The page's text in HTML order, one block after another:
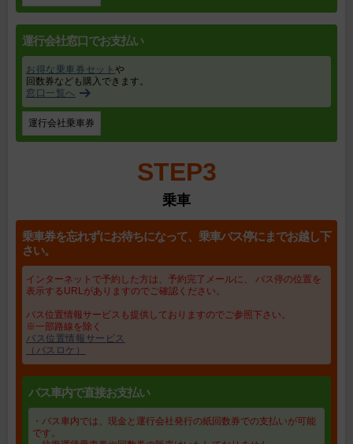
運行会社窓口でお支払い
お得な乗車券セットや
回数券なども購入できます。
窓口一覧へ
運行会社乗車券
STEP3
乗車
乗車券を忘れずにお待ちになって、乗車バス停にまでお越し下
さい。
インターネットで予約した方は、予約完了メールに、 バス停の位置を
表示するURLがありますのでご確認ください。
バス位置情報サービスも提供しておりますのでご参照下さい。
※一部路線を除く
バス位置情報サービス
（バスロケ）
バス車内で直接お支払い
・バス車内では、現金と運行会社発行の紙回数券での支払いが可能
です。